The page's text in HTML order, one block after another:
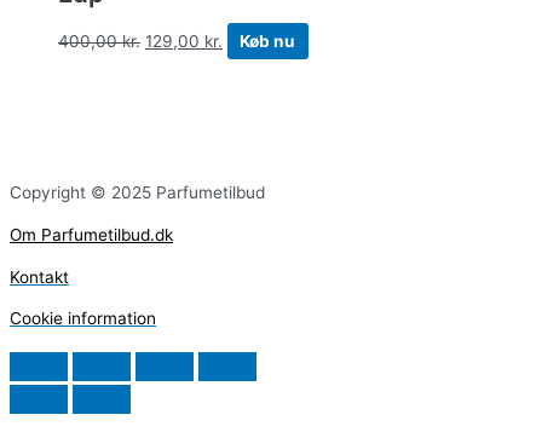
400,00kr. 129,00 kr. Køb nu
Copyright © 2025 Parfumetilbud
Om Parfumetilbud.dk
Kontakt
Cookie information